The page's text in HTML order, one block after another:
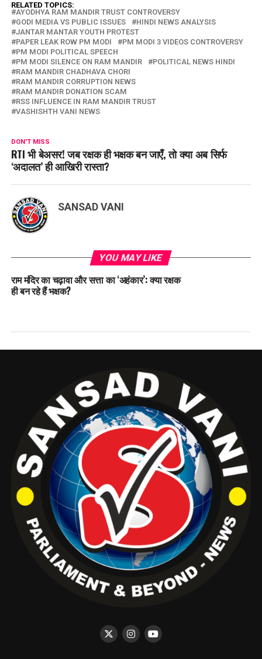
RELATED TOPICS:
AYODHYA RAM MANDIR TRUST CONTROVERSY
GODI MEDIA VS PUBLIC ISSUES
HINDI NEWS ANALYSIS
JANTAR MANTAR YOUTH PROTEST
PAPER LEAK ROW PM MODI
PM MODI 3 VIDEOS CONTROVERSY
PM MODI POLITICAL SPEECH
PM MODI SILENCE ON RAM MANDIR
POLITICAL NEWS HINDI
RAM MANDIR CHADHAVA CHORI
RAM MANDIR CORRUPTION NEWS
RAM MANDIR DONATION SCAM
RSS INFLUENCE IN RAM MANDIR TRUST
VASHISHTH VANI NEWS
DON'T MISS
RTI भी बेअसर! जब रक्षक ही भक्षक बन जाएँ, तो क्या अब सिर्फ
‘अदालत’ ही आखिरी रास्ता?
SANSAD VANI
YOU MAY LIKE
राम मंदिर का चढ़ावा और सत्ता का ‘अहंकार’: क्या रक्षक
ही बन रहे हैं भक्षक?